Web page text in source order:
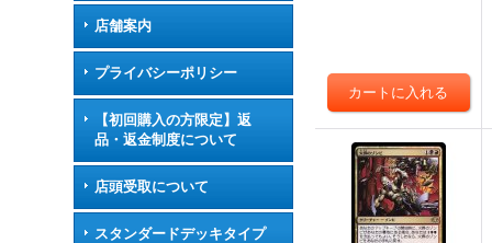
店舗案内
プライバシーポリシー
【初回購入の方限定】返
品・返金制度について
店頭受取について
スタンダードデッキタイプ